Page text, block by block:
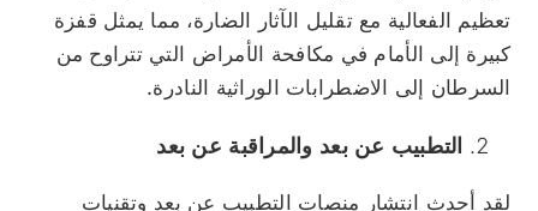
تعظيم الفعالية مع تقليل الآثار الضارة، مما يمثل قفزة
كبيرة إلى الأمام في مكافحة الأمراض التي تتراوح من
السرطان إلى الاضطرابات الوراثية النادرة.
التطبيب عن بعد والمراقبة عن بعد
لقد أحدث انتشار منصات التطبيب عن بعد وتقنيات